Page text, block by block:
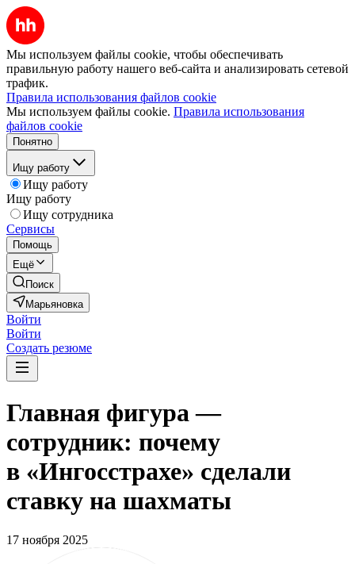
Мы используем файлы cookie, чтобы обеспечивать
правильную работу нашего веб-сайта и анализировать сетевой
трафик.
Правила использования файлов cookie
Мы используем файлы cookie. Правила использования
файлов cookie
Понятно
Ищу работу
Ищу работу
Ищу работу
Ищу сотрудника
Сервисы
Помощь
Ещё
Поиск
Марьяновка
Войти
Войти
Создать резюме
Главная фигура —
сотрудник: почему
в «Ингосстрахе» сделали
ставку на шахматы
17 ноября 2025